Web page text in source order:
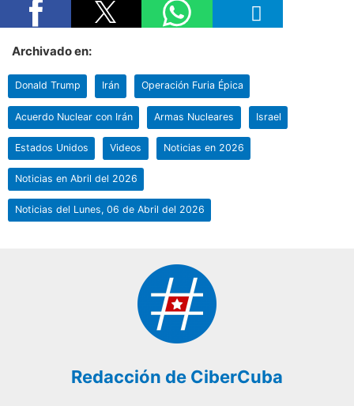
Archivado en:
Donald Trump Irán Operación Furia Épica
Acuerdo Nuclear con Irán Armas Nucleares Israel
Estados Unidos Videos Noticias en 2026
Noticias en Abril del 2026
Noticias del Lunes, 06 de Abril del 2026
Redacción de CiberCuba